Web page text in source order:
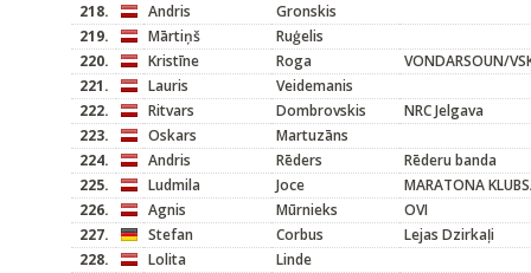
218.
Andris
Gronskis
219.
Mārtiņš
Ruģelis
220.
Kristīne Roga
VONDARSOUN/
221.
Lauris
Veidemanis
222.
Ritvars Dombrovskis
NRC Jelgava
223.
Oskars
Martuzāns
224.
Andris Rēders
Rēderu banda
225.
Ludmila Joce
MARATONA
226.
Agnis Mūrnieks
OVI
227.
Stefan Corbus
Lejas Dzirkaļi
228.
Lolita
Linde